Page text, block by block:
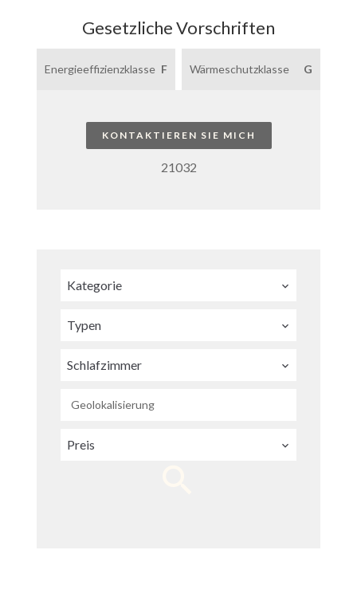
Gesetzliche Vorschriften
Energieeffizienzklasse F Wärmeschutzklasse G
KONTAKTIEREN SIE MICH
21032
Kategorie
Typen
Schlafzimmer
Geolokalisierung
Preis